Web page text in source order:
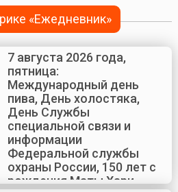
«Ежедневник»
7 августа 2026 года,
пятница:
Международный день
пива, День холостяка,
День Службы
специальной связи и
информации
Федеральной службы
охраны России, 150 лет с
рождения Маты Хари